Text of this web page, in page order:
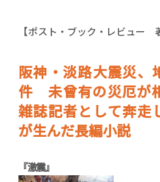
【ポスト・ブック・レビュー
阪神・淡路大震災、
件 未曾有の災厄が相
雑誌記者として奔走
が生んだ長編小説
『激震』